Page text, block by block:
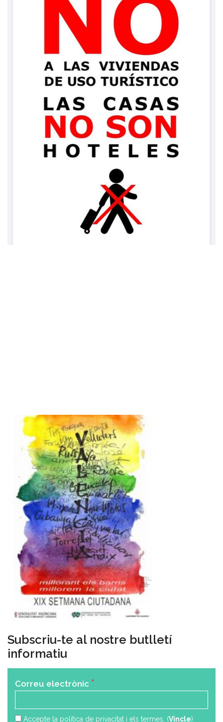
Subscriu-te al nostre butlletí
informatiu
Correu electrònic *
Accepte la política de privacitat i els termes. (Vincle)